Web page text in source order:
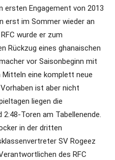
ersten Engagement von 2013
erst im Sommer wieder an
wurde er zum
Rückzug eines ghanaischen
vor Saisonbeginn mit
eine komplett neue
ist aber nicht
liegen die
Toren am Tabellenende.
in der dritten
SV Rogeez
des RFC